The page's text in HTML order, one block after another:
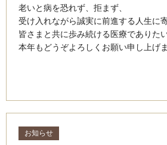
老いと病を恐れず、拒まず、
受け入れながら誠実に前進する人生に
皆さまと共に歩み続ける医療でありた
本年もどうぞよろしくお願い申し上げま
お知らせ